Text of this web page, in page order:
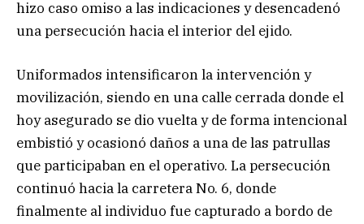
hizo caso omiso a las indicaciones y desencadenó
una persecución hacia el interior del ejido.
Uniformados intensificaron la intervención y
movilización, siendo en una calle cerrada donde el
hoy asegurado se dio vuelta y de forma intencional
embistió y ocasionó daños a una de las patrullas
que participaban en el operativo. La persecución
continuó hacia la carretera No. 6, donde
finalmente al individuo fue capturado a bordo de